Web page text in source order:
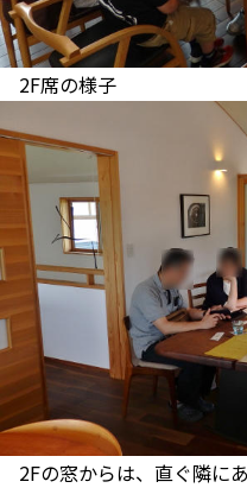
2F席の様子
2Fの窓からは、直ぐ隣に